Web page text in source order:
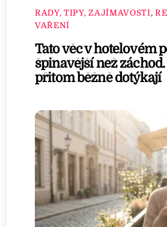
RADY, TIPY, ZAJÍMAVOSTI,
VAŘENÍ
Tato věc v hotelovém
špinavější než záchod.
přitom běžně dotýkají